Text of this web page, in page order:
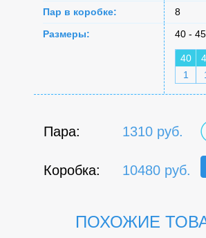
Пар в коробке:
8
Размеры:
40 - 45
40
1
Пара: 1310 руб.
Коробка: 10480 руб.
ПОХОЖИЕ